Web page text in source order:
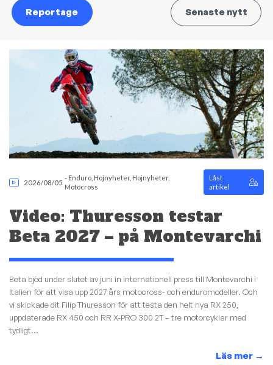
Reportage Senaste nytt
2026/08/05
- Enduro Hojnyheter, Hojnyheter,
Motocross
Låst
artikel
Video: Thuresson testar
Beta 2027 – på Montevarchi
Beta bjöd under slutet av juni in internationell press till Montevarchi i
Italien för att visa upp 2027 års motocross- och enduromodeller. Och
vi skickade dit Filip Thuresson för att testa den helt nya RX 250,
uppdaterade RX 450 och RR X-PRO 300 2T – tre motorcyklar med
tydligt...
Läs mer →